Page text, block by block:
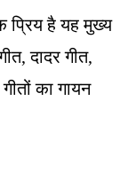
प्रिय है यह मुख्य
दादर गीत,
का गायन